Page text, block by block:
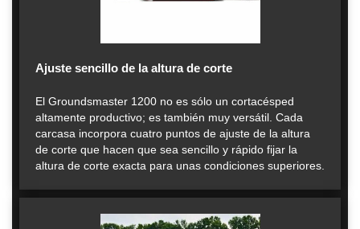
Ajuste sencillo de la altura de corte
El Groundsmaster 1200 no es sólo un cortacésped
altamente productivo; es también muy versátil. Cada
carcasa incorpora cuatro puntos de ajuste de la altura
de corte que hacen que sea sencillo y rápido fijar la
altura de corte exacta para unas condiciones superiores.